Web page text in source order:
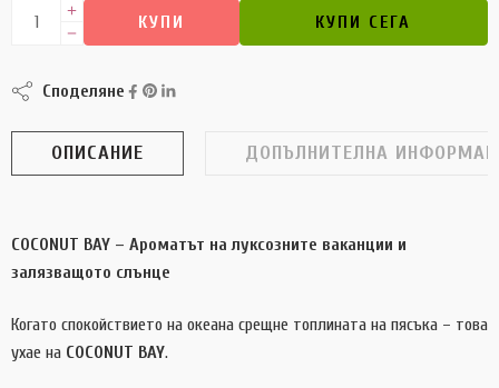
КУПИ КУПИ СЕГА
Споделяне
ОПИСАНИЕ ДОПЪЛНИТЕЛНА
COCONUT BAY – Ароматът на луксозните ваканции и
залязващото слънце
Когато спокойствието на океана срещне топлината на пясъка – това
ухае на COCONUT BAY.